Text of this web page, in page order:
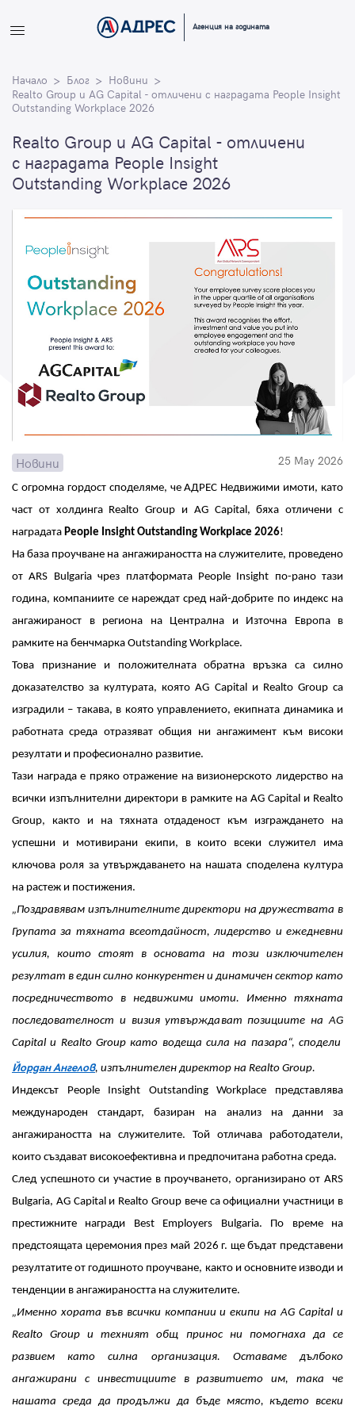
Агенция на годината
Начало Блог
Новини
Realto Group и AG Capital - отличени с наградата People Insight
Outstanding Workplace 2026
Realto Group и AG Capital - отличени
с наградата People Insight
Outstanding Workplace 2026
Новини 25 May 2026
С огромнa гордост споделяме, че АДРЕС Недвижими имоти, като
част от холдинга Realto Group и AG Capital, бяха отличени с
наградата People Insight Outstanding Workplace 2026!
На база проучване на ангажираността на служителите, проведено
от ARS Bulgaria чрез платформата People Insight по-рано тази
година, компаниите се нареждат сред най-добрите по индекс на
ангажираност в региона на Централна и Източна Европа в
рамките на бенчмарка Outstanding Workplace.
Това признание и положителната обратна връзка са силно
доказателство за културата, която AG Capital и Realto Group са
изградили – такава, в която управлението, екипната динамика и
работната среда отразяват общия ни ангажимент към високи
резултати и професионално развитие.
Тази награда е пряко отражение на визионерското лидерство на
всички изпълнителни директори в рамките на AG Capital и Realto
Group, както и на тяхната отдаденост към изграждането на
успешни и мотивирани екипи, в които всеки служител има
ключова роля за утвърждаването на нашата споделена култура
на растеж и постижения.
„Поздравявам изпълнителните директори на дружествата в
Групата за тяхната всеотдайност, лидерство и ежедневни
усилия, които стоят в основата на този изключителен
резултат в един силно конкурентен и динамичен сектор като
посредничеството в недвижими имоти. Именно тяхната
последователност и визия утвърждават позициите на AG
Capital и Realto Group като водеща сила на пазара“, сподели
Йордан Ангелов, изпълнителен директор на Realto Group.
Индексът People Insight Outstanding Workplace представлява
международен стандарт, базиран на анализ на данни за
ангажираността на служителите. Той отличава работодатели,
които създават високоефективна и предпочитана работна среда.
След успешното си участие в проучването, организирано от ARS
Bulgaria, AG Capital и Realto Group вече са официални участници в
престижните награди Best Employers Bulgaria. По време на
предстоящата церемония през май 2026 г. ще бъдат представени
резултатите от годишното проучване, както и основните изводи и
тенденции в ангажираността на служителите.
„Именно хората във всички компании и екипи на AG Capital и
Realto Group и техният общ принос ни помогнаха да се
развием като силна организация. Оставаме дълбоко
ангажирани с инвестициите в развитието им, така че
нашата среда да продължи да бъде място, където всеки
Вход
получите по-подробна информация.
Продължи с Google
или влезте с имейл
Имейл
Парола
Забравена парола
Регистрация